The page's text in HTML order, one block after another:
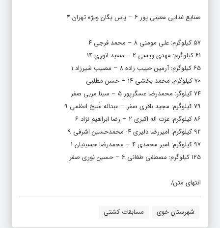
صنایع غذایی معینی پور ۶ – پاس یگان ویژه تهران ۴
۵۷ کیلوگرم: علی مومنی ۸ – محمد فرجی ۴
۶۱ کیلوگرم: مهدی ویسی ۲ – سعید انوری ۱۴
۶۵ کیلوگرم: آرمین حبیب زاده ۸ – مصیب شیرزاد ۱
۷۰ کیلوگرم: محمد بخشی ۱۴ – حسن مطلبی
۷۴ کیلوگر: محمدرضا عسگرپور ۵ – سینا مربی صفر
۷۹ کیلوگرم: مجید باقری صفر – عبداله شیخ اعظمی ۹
۸۶ کیلوگرم: عزت اله اکبری ۲ – رضا ابراهیم نژاد ۶
۹۲ کیلوگرم: امیررضا دلیری ۴- محمدحسین اشرفی ۹
۹۷ کیلوگرم: امیر محمدی ۴ – محمدرضا حسینیان ۱
۱۲۵ کیلوگرم: مصطفی طغانی ۶ – حسین نوری صفر
انتهای متن/
شهرستان خوی مسابقات کشتی